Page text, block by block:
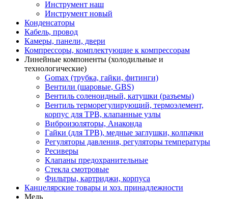
Инструмент наш
Инструмент новый
Конденсаторы
Кабель, провод
Камеры, панели, двери
Компрессоры, комплектующие к компрессорам
Линейные компоненты (холодильные и
технологические)
Gomax (трубка, гайки, фитинги)
Вентили (шаровые, GBS)
Вентиль соленоидный, катушки (разъемы)
Вентиль терморегулирующий, термоэлемент,
корпус для ТРВ, клапанные узлы
Виброизоляторы, Анаконда
Гайки (для ТРВ), медные заглушки, колпачки
Регуляторы давления, регуляторы температуры
Ресиверы
Клапаны предохранительные
Стекла смотровые
Фильтры, картриджи, корпуса
Канцелярские товары и хоз. принадлежности
Медь